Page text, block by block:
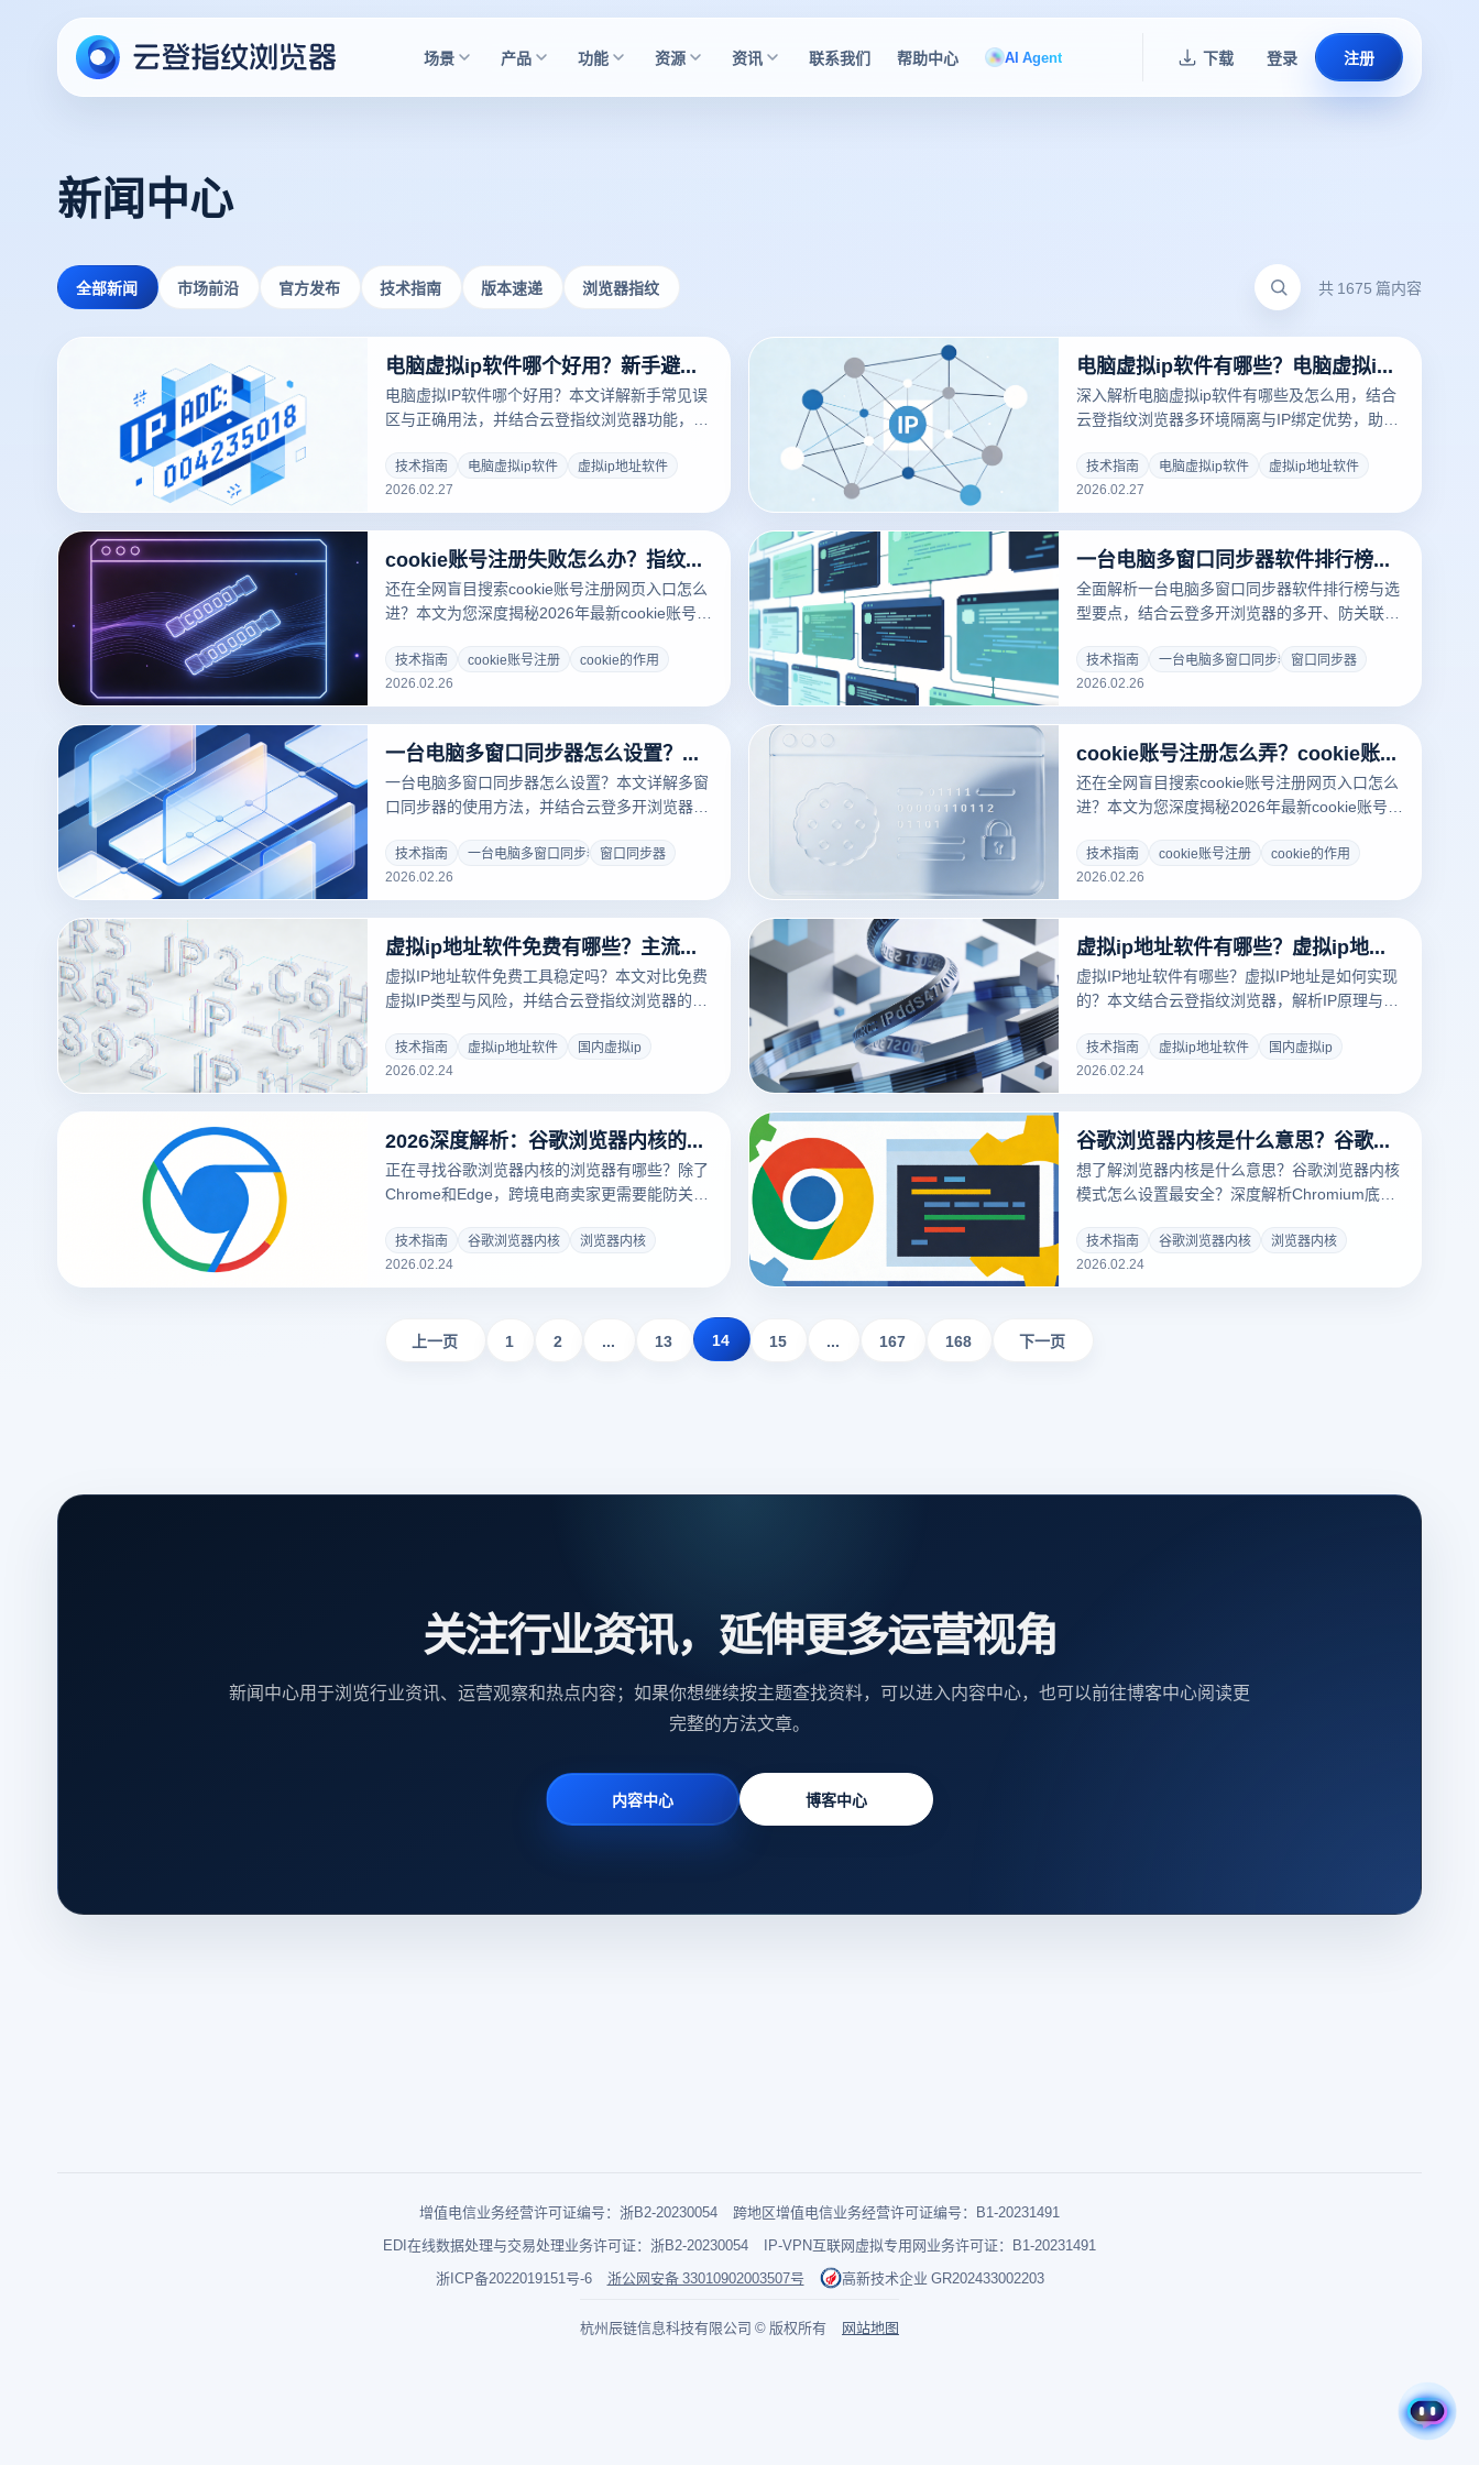
场景 产品 功能 资源 资讯 联系我们 帮助中心 AI Agent 下载 登录 注册
新闻中心
全部新闻 市场前沿 官方发布 技术指南 版本速递 浏览器指纹 共 1675 篇内容
电脑虚拟ip软件哪个好用？新手避坑与正确使用方法
电脑虚拟IP软件哪个好用？本文详解新手常见误
区与正确用法，并结合云登指纹浏览器功能，帮
技术指南 电脑虚拟ip软件
虚拟ip地址软件
2026.02.27
电脑虚拟ip软件有哪些？电脑虚拟ip软件怎么用？
深入解析电脑虚拟ip软件有哪些及怎么用，结合
云登指纹浏览器多环境隔离与IP绑定优势，助力
技术指南 电脑虚拟ip软件
虚拟ip地址软件
2026.02.27
cookie账号注册失败怎么办？指纹浏览器防封指南
还在全网盲目搜索cookie账号注册网页入口怎么
进？本文为您深度揭秘2026年最新cookie账号注
多账号运营的核心关联。结合跨境行业标配的云
登指纹浏览器，手把手教您如何通过一键导入
Cookie实现海外平台免密登录，彻底解决设备关
击获取终极防封实操指南。
技术指南 cookie账号注册
cookie的作用
2026.02.26
一台电脑多窗口同步器软件排行榜：新手入门与选型指南
全面解析一台电脑多窗口同步器软件排行榜与选
型要点，结合云登多开浏览器的多开、防关联与
率。
技术指南 一台电脑多窗口同步器 窗口同步器
2026.02.26
一台电脑多窗口同步器怎么设置？多窗口同步器怎么用？
一台电脑多窗口同步器怎么设置？本文详解多窗
口同步器的使用方法，并结合云登多开浏览器功
技术指南 一台电脑多窗口同步器 窗口同步器
2026.02.26
cookie账号注册怎么弄？cookie账号注册网页入口怎么进？
还在全网盲目搜索cookie账号注册网页入口怎么
进？本文为您深度揭秘2026年最新cookie账号注
多账号运营的核心关联。结合跨境行业标配的云
登指纹浏览器，手把手教您如何通过一键导入
Cookie实现海外平台免密登录，彻底解决设备关
击获取终极防封实操指南。
技术指南 cookie账号注册
cookie的作用
2026.02.26
虚拟ip地址软件免费有哪些？主流工具对比与使用指南
虚拟IP地址软件免费工具稳定吗？本文对比免费
虚拟IP类型与风险，并结合云登指纹浏览器的独
用方案。
技术指南 虚拟ip地址软件
国内虚拟ip
2026.02.24
虚拟ip地址软件有哪些？虚拟ip地址是如何实现的？
虚拟IP地址软件有哪些？虚拟IP地址是如何实现
的？本文结合云登指纹浏览器，解析IP原理与防
技术指南 虚拟ip地址软件
国内虚拟ip
2026.02.24
2026深度解析：谷歌浏览器内核的浏览器有哪些？揭秘防关联核心技术
正在寻找谷歌浏览器内核的浏览器有哪些？除了
Chrome和Edge，跨境电商卖家更需要能防关联
核产品，结合云登指纹浏览器的环境隔离与硬件
指纹伪装功能，为您提供2026年最安全的多账
号管理方案，点击了解如何规避封号风险！
技术指南 谷歌浏览器内核
浏览器内核
2026.02.24
谷歌浏览器内核是什么意思？谷歌浏览器内核模式怎么设置？
想了解浏览器内核是什么意思？谷歌浏览器内核
模式怎么设置最安全？深度解析Chromium底层
的核心优势，教您如何通过重构底层内核参数，
实现多账号防关联与高效矩阵运营，彻底告别封
技术指南 谷歌浏览器内核
浏览器内核
2026.02.24
上一页 1 2 ... 13 14 15 ... 167 168 下一页
关注行业资讯，延伸更多运营视角
新闻中心用于浏览行业资讯、运营观察和热点内容；如果你想继续按主题查找资料，可以进入内容中心，也可以前往博客中心阅读更
完整的方法文章。
内容中心 博客中心
增值电信业务经营许可证编号：浙B2-20230054
跨地区增值电信业务经营许可证编号：B1-20231491
EDI在线数据处理与交易处理业务许可证：浙B2-20230054
IP-VPN互联网虚拟专用网业务许可证：B1-20231491
浙ICP备2022019151号-6
浙公网安备 33010902003507号 高新技术企业 GR202433002203
杭州辰链信息科技有限公司 © 版权所有 网站地图